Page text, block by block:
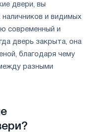
двери, вы
и видимых
современный и
дверь закрыта, она
благодаря чему
разными